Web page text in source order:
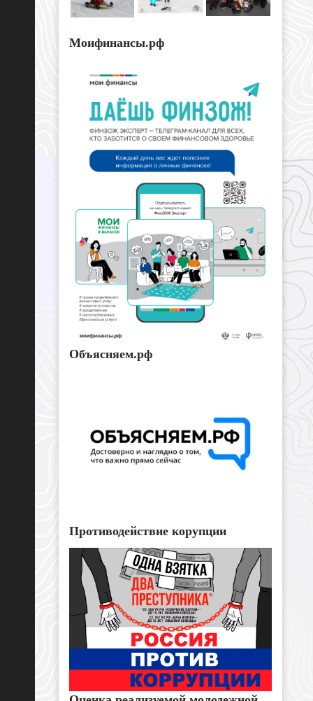
Моифинансы.рф
Объясняем.рф
Противодействие корупции